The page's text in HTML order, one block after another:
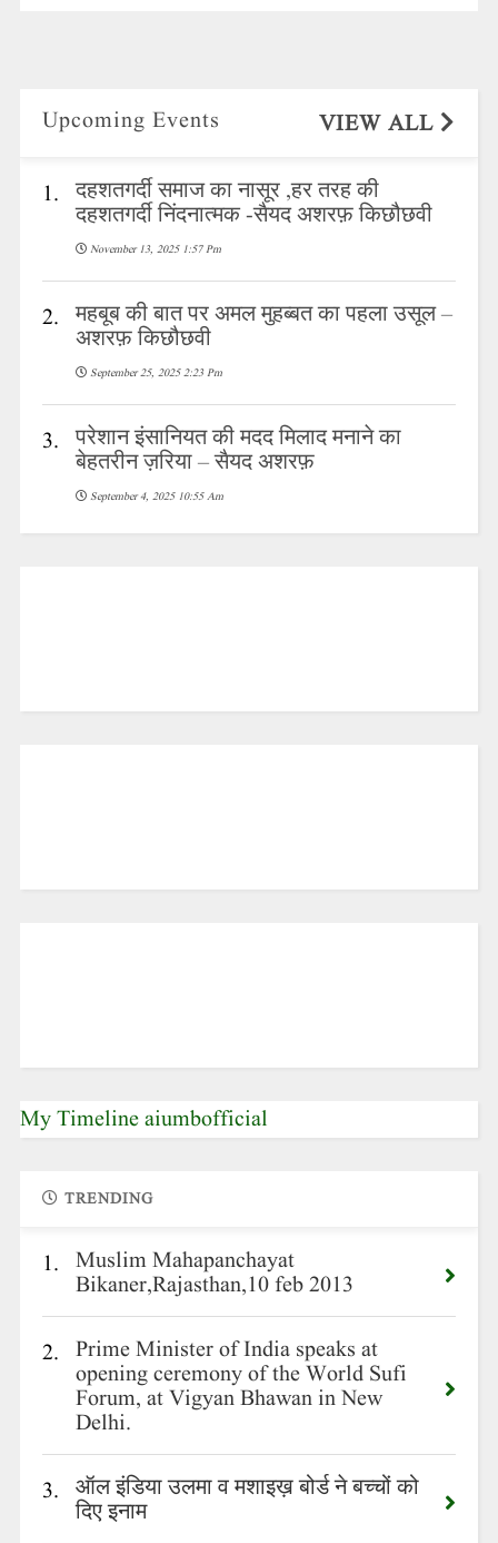
Upcoming Events VIEW ALL
1. दहशतगर्दी समाज का नासूर ,हर तरह की
दहशतगर्दी निंदनात्मक -सैयद अशरफ़ किछौछवी
November 13, 2025 1:57 Pm
2. महबूब की बात पर अमल मुहब्बत का पहला उसूल –
अशरफ़ किछौछवी
September 25, 2025 2:23 Pm
3. परेशान इंसानियत की मदद मिलाद मनाने का
बेहतरीन ज़रिया – सैयद अशरफ़
September 4, 2025 10:55 Am
My Timeline aiumbofficial
TRENDING
1. Muslim Mahapanchayat
Bikaner,Rajasthan,10 feb 2013
2. Prime Minister of India speaks at
opening ceremony of the World Sufi
Forum, at Vigyan Bhawan in New
Delhi.
3. ऑल इंडिया उलमा व मशाइख़ बोर्ड ने बच्चों को
दिए इनाम